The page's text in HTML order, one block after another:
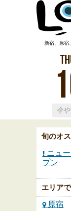
新宿、原宿
旬のオ
ニュ
プン
エリア
原宿